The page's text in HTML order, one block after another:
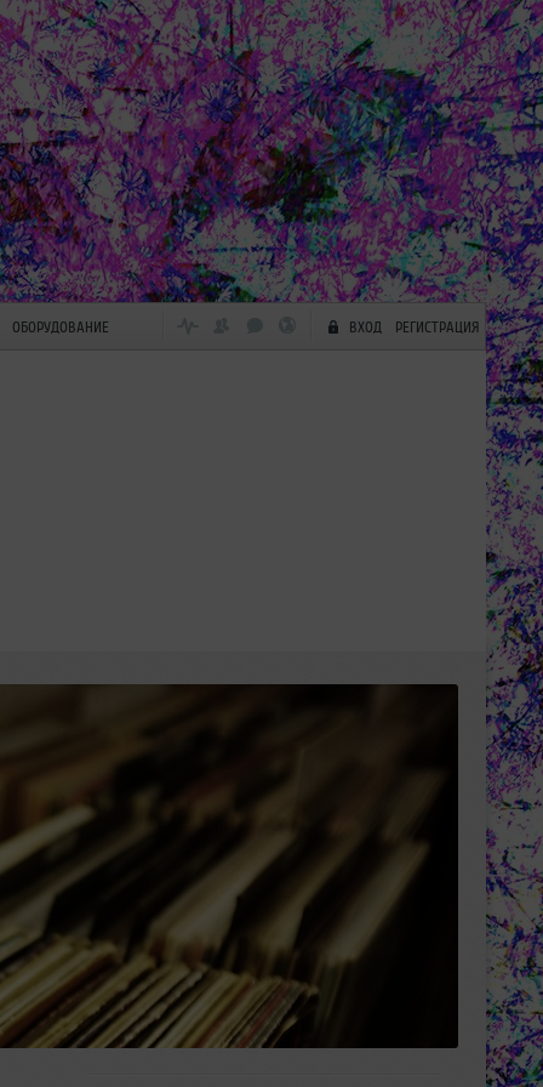
ОБОРУДОВАНИЕ ВХОД РЕГИСТРАЦИЯ